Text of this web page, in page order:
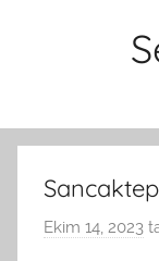
Ekim 14, 2023